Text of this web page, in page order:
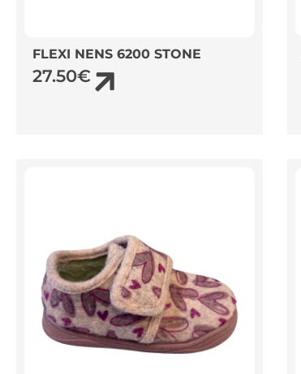
FLEXI NENS 6200 STONE
27.50€